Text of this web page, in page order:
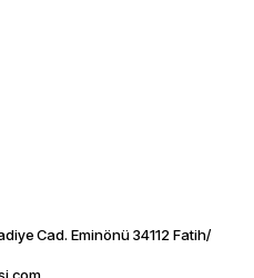
Cad. Eminönü 34112 Fatih/